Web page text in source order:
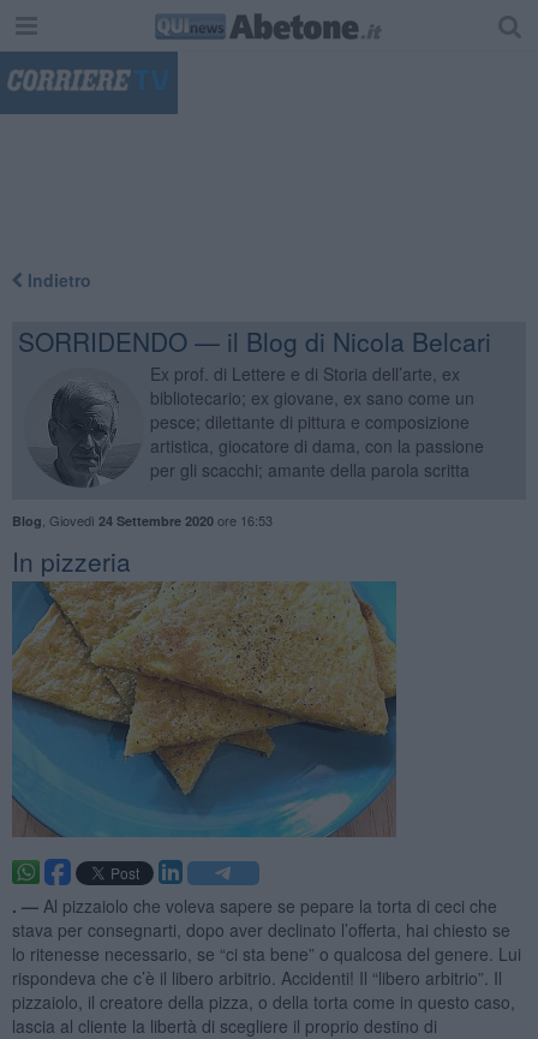
Indietro
SORRIDENDO — il Blog di Nicola Belcari
Ex prof. di Lettere e di Storia dell’arte, ex
bibliotecario; ex giovane, ex sano come un
pesce; dilettante di pittura e composizione
artistica, giocatore di dama, con la passione
per gli scacchi; amante della parola scritta
Blog Giovedì 24 Settembre 2020ore 16:53
In pizzeria
. — Al pizzaiolo che voleva sapere se pepare la torta di ceci che
stava per consegnarti, dopo aver declinato l’offerta, hai chiesto se
lo ritenesse necessario, se “ci sta bene” o qualcosa del genere. Lui
rispondeva che c’è il libero arbitrio. Accidenti! Il “libero arbitrio”. Il
pizzaiolo, il creatore della pizza, o della torta come in questo caso,
lascia al cliente la libertà di scegliere il proprio destino di